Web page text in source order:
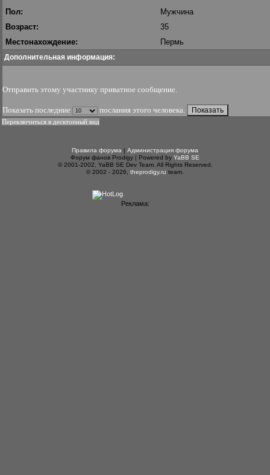
Пол:
Мужчина
Возраст:
35
Местонахождение:
Пермь
Дополнительная информация:
Отправить этому участнику приватное сообщение.
Показать последние послания этого человека.
Переключиться в десктопный вид
Правила форума | Администрация форума
Форум фанов Prodigy | Powered by YaBB SE
© 2001-2002, YaBB SE Dev Team. All Rights Reserved.
© 2002 - 2026, theprodigy.ru team.
Реклама: